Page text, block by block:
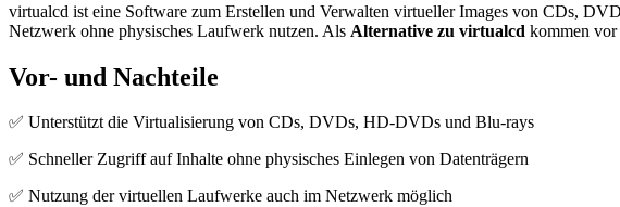
virtualcd ist eine Software zum Erstellen und Verwalten virtueller Images von CDs,
Netzwerk ohne physisches Laufwerk nutzen. Als Alternative zu virtualcd kommen vor
Vor- und Nachteile
✅ Unterstützt die Virtualisierung von CDs, DVDs, HD-DVDs und Blu-rays
✅ Schneller Zugriff auf Inhalte ohne physisches Einlegen von Datenträgern
✅ Nutzung der virtuellen Laufwerke auch im Netzwerk möglich